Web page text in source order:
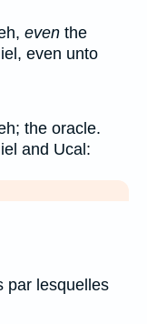
even the
even unto
the oracle.
and Ucal:
par lesquelles